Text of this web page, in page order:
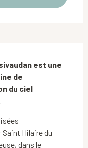
est une
de
du ciel
Hilaire du
dans le